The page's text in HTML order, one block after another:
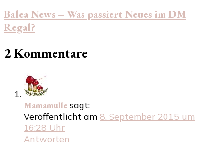
Balea News – Was passiert Neues im DM
Regal?
2 Kommentare
Mamamulle sagt:
Veröffentlicht am 8. September 2015 um
16:28 Uhr
Antworten